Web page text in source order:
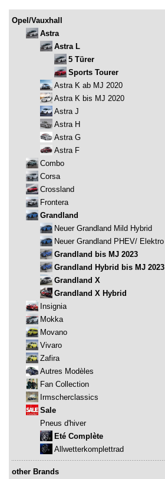
Opel/Vauxhall
Astra
Astra L
5 Türer
Sports Tourer
Astra K ab MJ 2020
Astra K bis MJ 2020
Astra J
Astra H
Astra G
Astra F
Combo
Corsa
Crossland
Frontera
Grandland
Neuer Grandland Mild Hybrid
Neuer Grandland PHEV/ Elektro
Grandland bis MJ 2023
Grandland Hybrid bis MJ 2023
Grandland X
Grandland X Hybrid
Insignia
Mokka
Movano
Vivaro
Zafira
Autres Modèles
Fan Collection
Irmscherclassics
Sale
Pneus d'hiver
Eté Complète
Allwetterkomplettrad
other Brands